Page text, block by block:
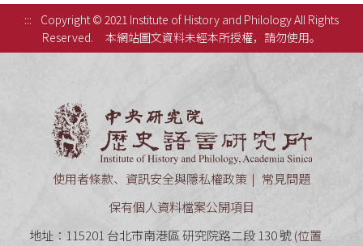
:::
Copyright © 2021 Institute of History and Philology All Rights
Reserved.
本網站圖文資料未經本所授權，請勿使用。
使用者條款、資訊安全與隱私權政策
常見問題
保有個人資料檔案公開項目
地址：115201 台北市南港區 研究院路二段 130 號 (位置